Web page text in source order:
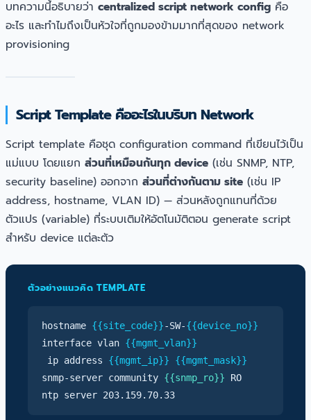
บทความนี้อธิบายว่า centralized script network config คือ
อะไร และทำไมถึงเป็นหัวใจที่ถูกมองข้ามมากที่สุดของ network
provisioning
Script Template คืออะไรในบริบท Network
Script template คือชุด configuration command ที่เขียนไว้เป็น
แม่แบบ โดยแยก ส่วนที่เหมือนกันทุก device (เช่น SNMP, NTP,
security baseline) ออกจาก ส่วนที่ต่างกันตาม site (เช่น IP
address, hostname, VLAN ID) — ส่วนหลังถูกแทนที่ด้วย
ตัวแปร (variable) ที่ระบบเติมให้อัตโนมัติตอน generate script
สำหรับ device แต่ละตัว
ตัวอย่างแนวคิด TEMPLATE
hostname {{site_code}}-SW-{{device_no}}
interface vlan {{mgmt_vlan}}
ip address {{mgmt_ip}}
{{mgmt_mask}}
snmp-server community {{snmp_ro}} RO
ntp server 203.159.70.33